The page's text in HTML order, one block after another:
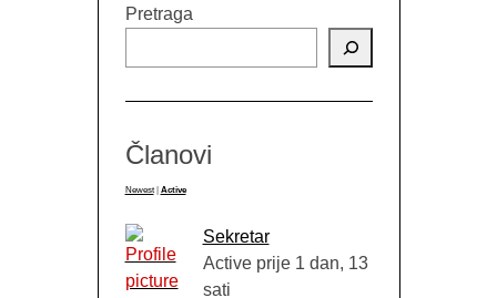
Pretraga
Članovi
Newest Active
Sekretar
Active prije 1 dan, 13
sati